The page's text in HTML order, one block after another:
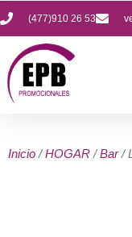
(477)910 26 53
Inicio /HOGAR /Bar/